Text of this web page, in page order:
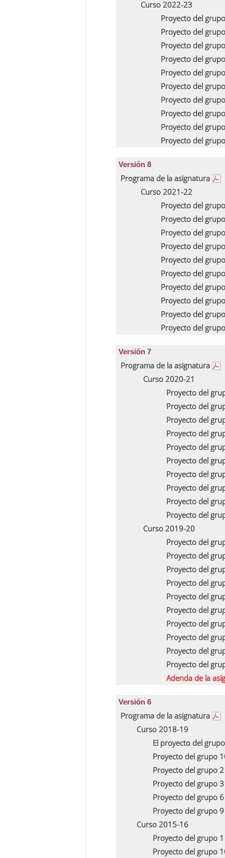
Curso 2022-23
Proyecto del
Proyecto del
Proyecto del
Proyecto del
Proyecto del
Proyecto del
Proyecto del
Proyecto del
Proyecto del
Proyecto del
Versión 8
Programa de la asignatura
Curso 2021-22
Proyecto del
Proyecto del
Proyecto del
Proyecto del
Proyecto del
Proyecto del
Proyecto del
Proyecto del
Proyecto del
Proyecto del
Versión 7
Programa de la asignatura
Curso 2020-21
Proyecto del
Proyecto del
Proyecto del
Proyecto del
Proyecto del
Proyecto del
Proyecto del
Proyecto del
Proyecto del
Proyecto del
Curso 2019-20
Proyecto del
Proyecto del
Proyecto del
Proyecto del
Proyecto del
Proyecto del
Proyecto del
Proyecto del
Proyecto del
Proyecto del
Adenda de la
Versión 6
Programa de la asignatura
Curso 2018-19
El proyecto del
Proyecto del grupo
Proyecto del grupo
Proyecto del grupo
Proyecto del grupo
Proyecto del grupo
Curso 2015-16
Proyecto del grupo
Proyecto del grupo